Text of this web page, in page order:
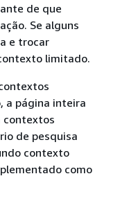
de que
Se alguns
e trocar
limitado.
a página inteira
contextos
de pesquisa
contexto
como